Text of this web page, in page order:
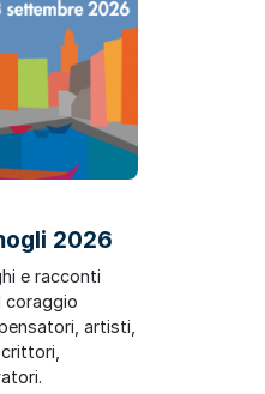
2026
e racconti
coraggio
artisti,